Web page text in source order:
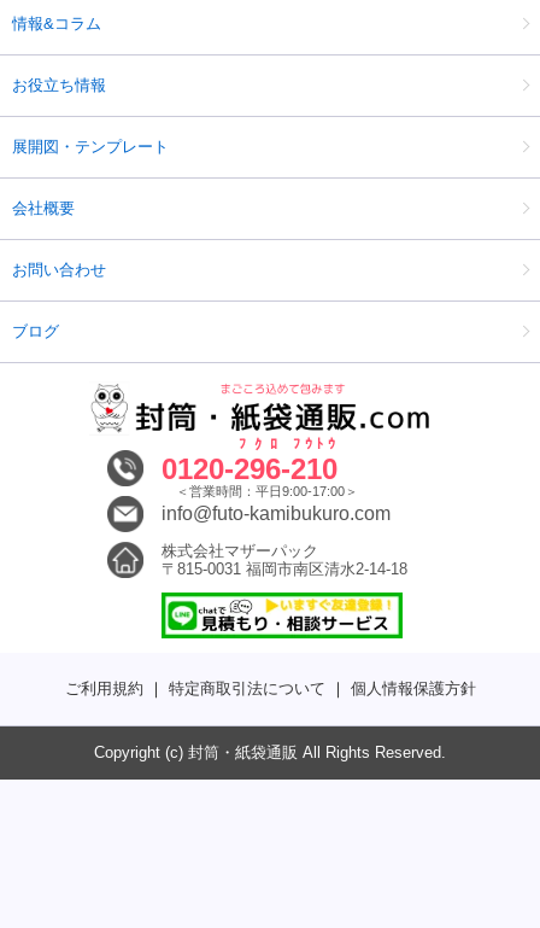
情報&コラム
お役立ち情報
展開図・テンプレート
会社概要
お問い合わせ
ブログ
0120-296
ﾌｸﾛ
-210
ﾌｳﾄｳ
＜営業時間：平日9:00-17:00＞
info@futo-kamibukuro.com
株式会社マザーパック
〒815-0031 福岡市南区清水2-14-18
ご利用規約 ｜ 特定商取引法について ｜ 個人情報保護方針
Copyright (c) 封筒・紙袋通販 All Rights Reserved.